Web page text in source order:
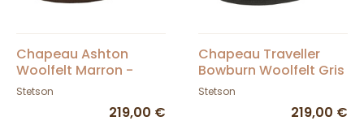
Chapeau Ashton
Woolfelt Marron -
Stetson
Stetson
219,00 €
Chapeau Traveller
Bowburn Woolfelt Gris
- Stetson
Stetson
219,00 €